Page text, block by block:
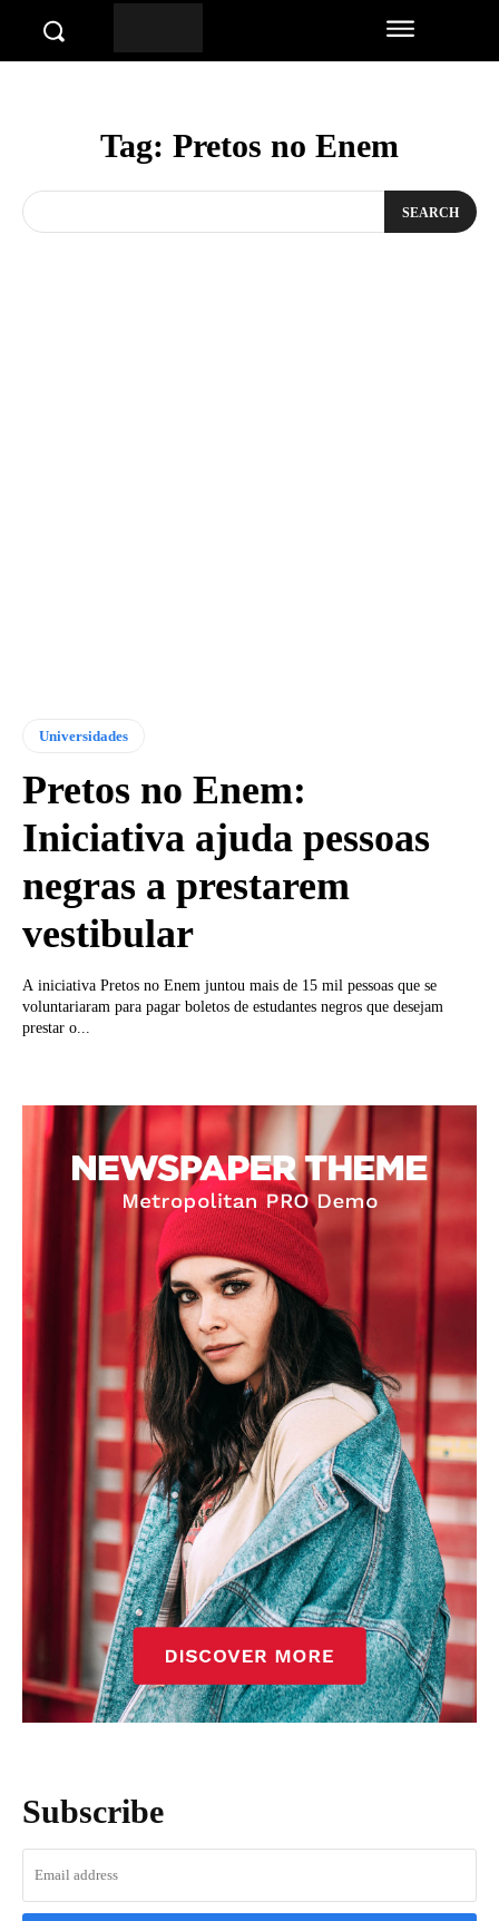
Tag: Pretos no Enem
SEARCH
Universidades
Pretos no Enem:
Iniciativa ajuda pessoas
negras a prestarem
vestibular
A iniciativa Pretos no Enem juntou mais de 15 mil pessoas que se
voluntariaram para pagar boletos de estudantes negros que desejam
prestar o...
Subscribe